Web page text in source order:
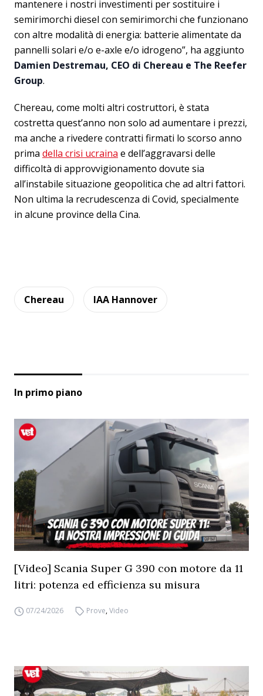
mantenere i nostri investimenti per sostituire i
semirimorchi diesel con semirimorchi che funzionano
con altre modalità di energia: batterie alimentate da
pannelli solari e/o e-axle e/o idrogeno”, ha aggiunto
Damien Destremau, CEO di Chereau e The Reefer
Group.
Chereau, come molti altri costruttori, è stata
costretta quest’anno non solo ad aumentare i prezzi,
ma anche a rivedere contratti firmati lo scorso anno
prima della crisi ucraina e dell’aggravarsi delle
difficoltà di approvvigionamento dovute sia
all’instabile situazione geopolitica che ad altri fattori.
Non ultima la recrudescenza di Covid, specialmente
in alcune province della Cina.
Chereau IAA Hannover
In primo piano
[Video] Scania Super G 390 con motore da 11
litri: potenza ed efficienza su misura
07/24/2026 Prove,Video